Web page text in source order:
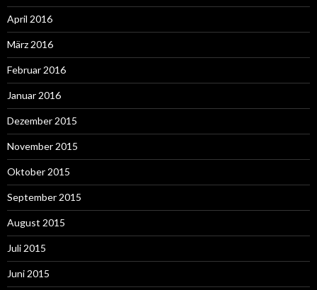
April 2016
März 2016
Februar 2016
Januar 2016
Dezember 2015
November 2015
Oktober 2015
September 2015
August 2015
Juli 2015
Juni 2015